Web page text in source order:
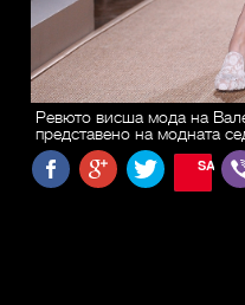
Ревюто висша мода на
представено на модната
SAVE